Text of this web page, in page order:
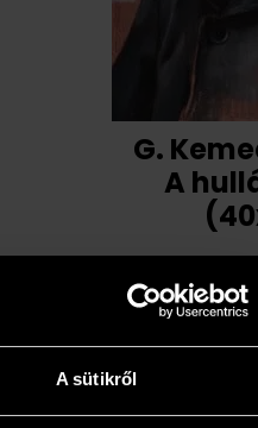
A sütikről
G.
A